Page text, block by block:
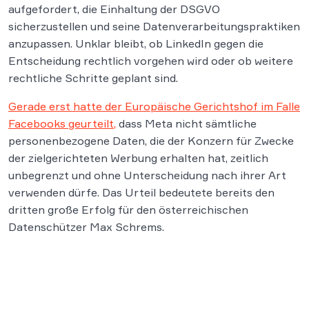
aufgefordert, die Einhaltung der DSGVO
sicherzustellen und seine Datenverarbeitungspraktiken
anzupassen. Unklar bleibt, ob LinkedIn gegen die
Entscheidung rechtlich vorgehen wird oder ob weitere
rechtliche Schritte geplant sind.
Gerade erst hatte der Europäische Gerichtshof im Falle
Facebooks geurteilt, dass Meta nicht sämtliche
personenbezogene Daten, die der Konzern für Zwecke
der zielgerichteten Werbung erhalten hat, zeitlich
unbegrenzt und ohne Unterscheidung nach ihrer Art
verwenden dürfe. Das Urteil bedeutete bereits den
dritten große Erfolg für den österreichischen
Datenschützer Max Schrems.